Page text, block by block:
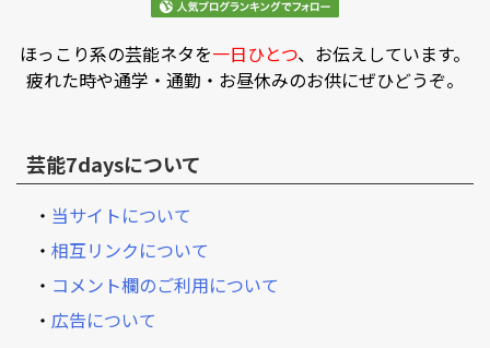
ほっこり系の芸能ネタを一日ひとつ、お伝えしています。
疲れた時や通学・通勤・お昼休みのお供にぜひどうぞ。
芸能7daysについて
・ 当サイトについて
・ 相互リンクについて
・ コメント欄のご利用について
・ 広告について